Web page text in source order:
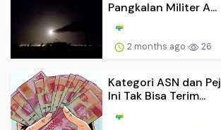
Pangkalan Militer A...
2 months ago 26
Kategori ASN dan
Ini Tak Bisa Terim...